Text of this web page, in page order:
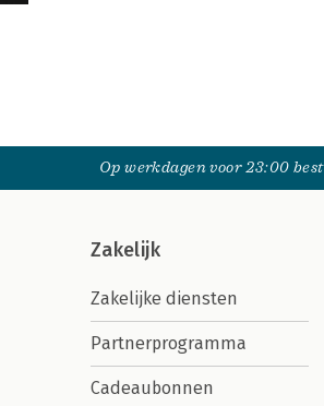
Op werkdagen voor 23:00
Zakelijk
Zakelijke diensten
Partnerprogramma
Cadeaubonnen